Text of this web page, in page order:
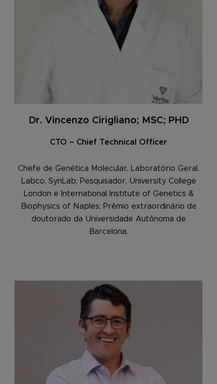
Dr. Vincenzo Cirigliano; MSC; PHD
CTO – Chief Technical Officer
Chefe de Genética Molecular, Laboratório Geral,
Labco, SynLab; Pesquisador, University College
London e International Institute of Genetics &
Biophysics of Naples; Prêmio extraordinário de
doutorado da Universidade Autônoma de
Barcelona.